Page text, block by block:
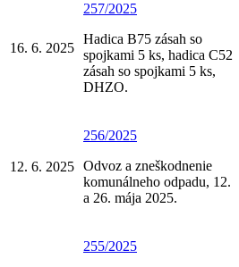
16. 6. 2025
257/2025
Hadica B75 zásah so
spojkami 5 ks, hadica C52
zásah so spojkami 5 ks,
DHZO.
12. 6. 2025
256/2025
Odvoz a zneškodnenie
komunálneho odpadu, 12.
a 26. mája 2025.
255/2025